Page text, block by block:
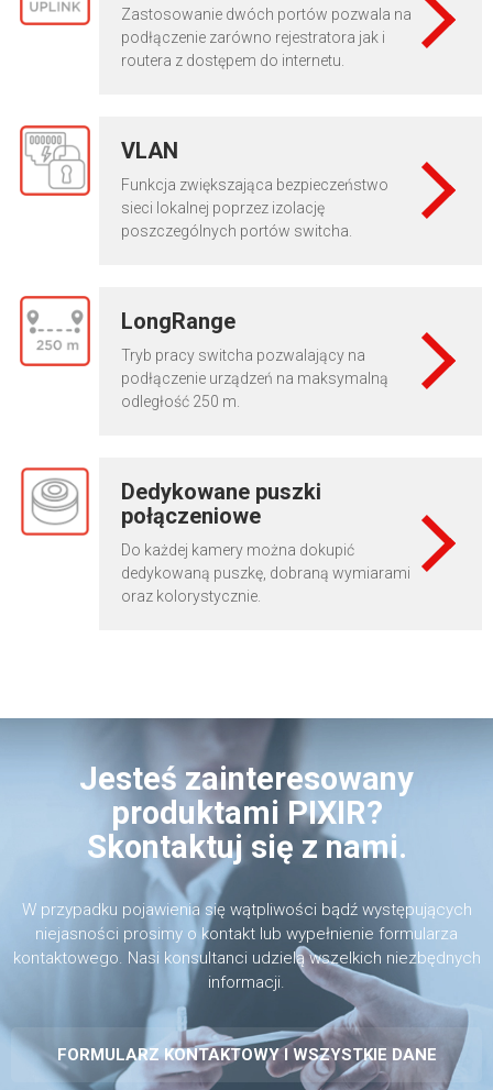
Zastosowanie dwóch portów pozwala na
podłączenie zarówno rejestratora jak i
routera z dostępem do internetu.
VLAN
Funkcja zwiększająca bezpieczeństwo
sieci lokalnej poprzez izolację
poszczególnych portów switcha.
LongRange
Tryb pracy switcha pozwalający na
podłączenie urządzeń na maksymalną
odległość 250 m.
Dedykowane puszki
połączeniowe
Do każdej kamery można dokupić
dedykowaną puszkę, dobraną wymiarami
oraz kolorystycznie.
Jesteś zainteresowany
produktami PIXIR?
Skontaktuj się z nami.
W przypadku pojawienia się wątpliwości bądź występujących
niejasności prosimy o kontakt lub wypełnienie formularza
kontaktowego. Nasi konsultanci udzielą wszelkich niezbędnych
informacji.
FORMULARZ KONTAKTOWY I WSZYSTKIE DANE